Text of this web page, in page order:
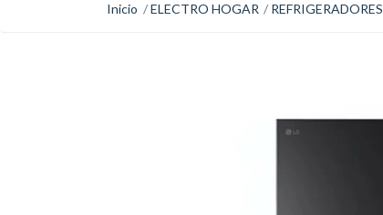
Inicio ELECTRO HOGAR REFRIGERADORES